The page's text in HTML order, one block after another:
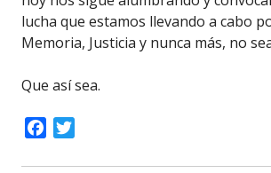
lucha que estamos llevando a cabo
Memoria, Justicia y nunca más, no
Que así sea.
Facebook